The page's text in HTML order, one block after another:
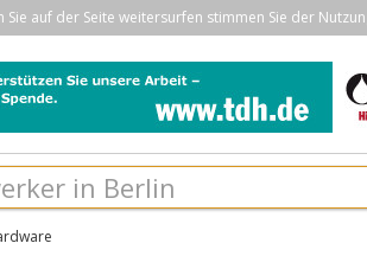
auf der Seite weitersurfen stimmen Sie der